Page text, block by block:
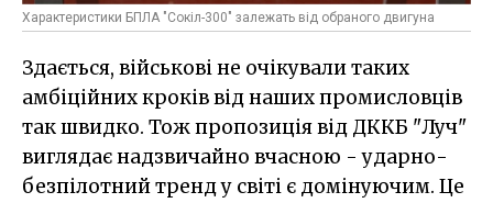
Характеристики БПЛА "Сокіл-300" залежать від обраного двигуна
Здається, військові не очікували таких
амбіційних кроків від наших промисловців
так швидко. Тож пропозиція від ДККБ "Луч"
виглядає надзвичайно вчасною - ударно-
безпілотний тренд у світі є домінуючим. Це